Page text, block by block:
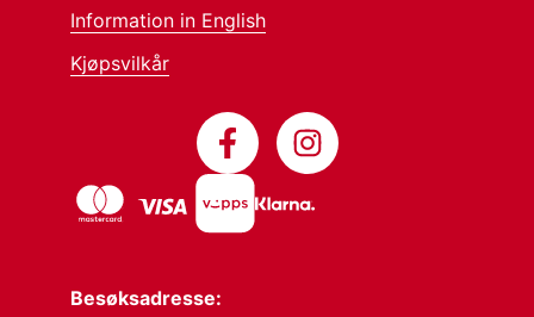
Besøksadresse:
Information in English
Kjøpsvilkår